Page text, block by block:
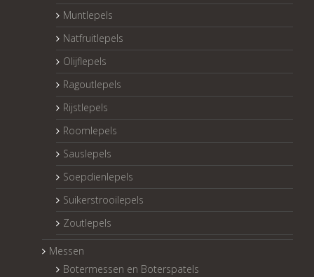
Muntlepels
Natfruitlepels
Olijflepels
Ragoutlepels
Rijstlepels
Roomlepels
Sauslepels
Soepdienlepels
Suikerstrooilepels
Zoutlepels
Messen
Botermessen en Boterspatels